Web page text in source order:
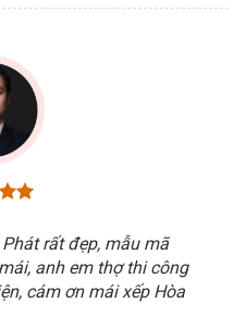
rất đẹp, mẫu mã
anh em thợ thi công
cám ơn mái xếp Hòa